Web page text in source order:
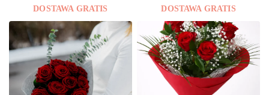
DOSTAWA GRATIS DOSTAWA GRATIS